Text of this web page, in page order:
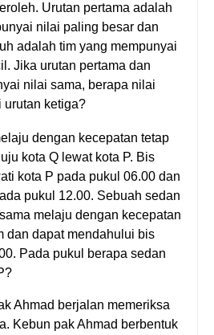
Urutan pertama adalah
nilai paling besar dan
adalah tim yang mempunyai
Jika urutan pertama dan
nilai sama, berapa nilai
urutan ketiga?
dengan kecepatan tetap
kota Q lewat kota P. Bis
kota P pada pukul 06.00 dan
pukul 12.00. Sebuah sedan
melaju dengan kecepatan
dan dapat mendahului bis
Pada pukul berapa sedan
Ahmad berjalan memeriksa
Kebun pak Ahmad berbentuk